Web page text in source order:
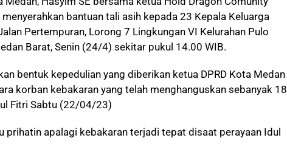
menyerahkan bantuan tali asih kepada 23 Kepala Keluarga
Pertempuran, Lorong 7 Lingkungan VI Kelurahan Pulo
Barat, Senin (24/4) sekitar pukul 14.00 WIB.
bentuk kepedulian yang diberikan ketua DPRD Kota Medan
korban kebakaran yang telah menghanguskan sebanyak 18
Fitri Sabtu (22/04/23)
prihatin apalagi kebakaran terjadi tepat disaat perayaan Idul